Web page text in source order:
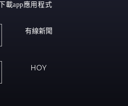
載app應用程式
有線新聞
HOY